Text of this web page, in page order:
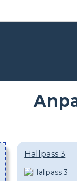
Hallpass 3